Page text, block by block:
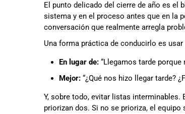
El punto delicado del cierre de año es el
sistema y en el proceso antes que en la
conversación que realmente arregla
Una forma práctica de conducirlo es
En lugar de: “Llegamos tarde porque
Mejor: “¿Qué nos hizo llegar tarde?
Y, sobre todo, evitar listas interminables.
priorizan dos. Si no se prioriza, el